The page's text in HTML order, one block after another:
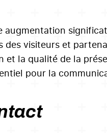
augmentation
des visiteurs et
la qualité de la
pour la